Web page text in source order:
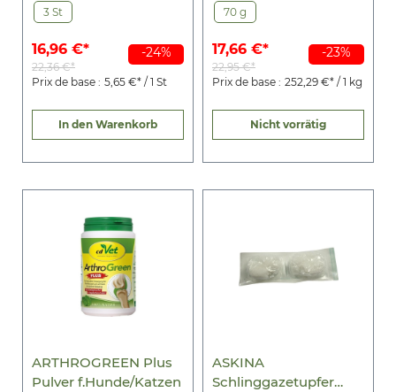
-24%
2-10kg
3 St
16,96 €*
22,36 €*
Prix de base : 5,65 €* / 1 St
In den Warenkorb
-23%
f.Hunde/Katzen
70 g
17,66 €*
22,95 €*
Prix de base : 252,29 €* / 1 kg
Nicht vorrätig
ARTHROGREEN Plus
Pulver f.Hunde/Katzen
ASKINA
Schlinggazetupfer